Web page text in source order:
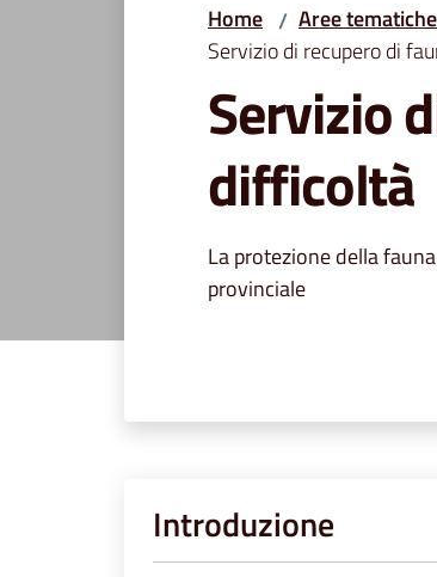
Home / Aree tematiche
Servizio di recupero di
Servizio
difficoltà
La protezione della
provinciale
Introduzione